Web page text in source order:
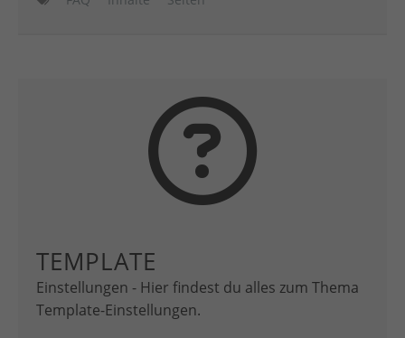
TEMPLATE
Einstellungen - Hier findest du alles zum Thema
Template-Einstellungen.